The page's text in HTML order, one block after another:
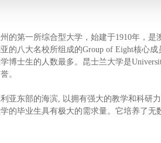
的第一所综合型大学，始建于1910年，
的八大名校所组成的Group of Eight核心
博士生的人数最多。昆士兰大学是
。
亚东部的海滨, 以拥有强大的教学和科研
的毕业生具有极大的需求量。它培养了